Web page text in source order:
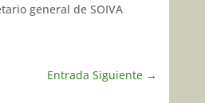
general de SOIVA
Entrada Siguiente →